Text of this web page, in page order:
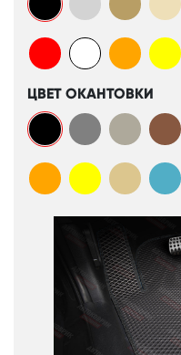
ЦВЕТ ОКАНТОВКИ